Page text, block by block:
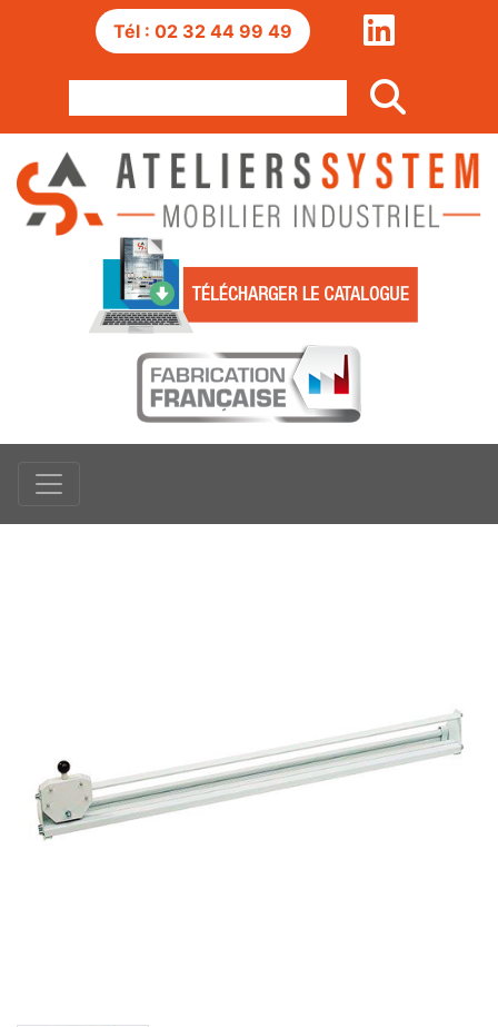
Tél : 02 32 44 99 49